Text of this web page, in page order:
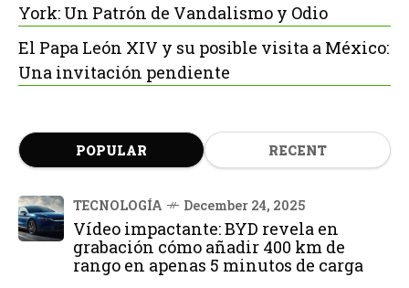
York: Un Patrón de Vandalismo y Odio
El Papa León XIV y su posible visita a México:
Una invitación pendiente
POPULAR RECENT
TECNOLOGÍA December 24, 2025
Vídeo impactante: BYD revela en
grabación cómo añadir 400 km de
rango en apenas 5 minutos de carga